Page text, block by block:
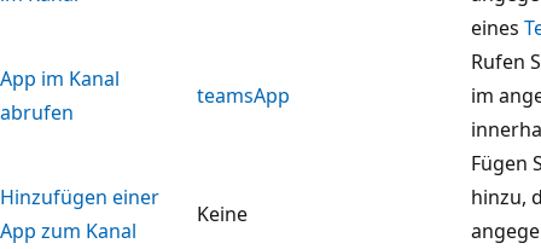
eines
App im Kanal
abrufen
teamsApp
Rufen
im
Hinzufügen einer
App zum Kanal
Keine
Fügen
hinzu,